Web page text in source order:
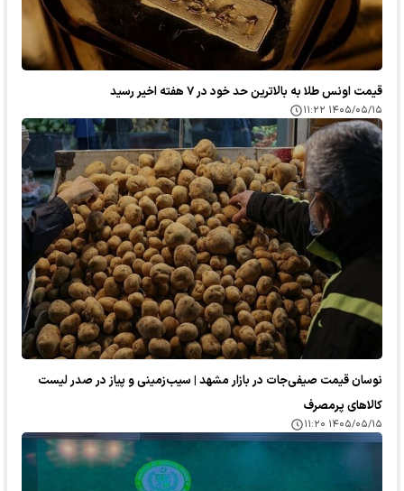
قیمت اونس طلا به بالاترین حد خود در ۷ هفته اخیر رسید
۱۴۰۵/۰۵/۱۵ ۱۱:۲۲
نوسان قیمت صیفی‌جات در بازار مشهد | سیب‌زمینی و پیاز در صدر لیست
کالا‌های پرمصرف
۱۴۰۵/۰۵/۱۵ ۱۱:۲۰